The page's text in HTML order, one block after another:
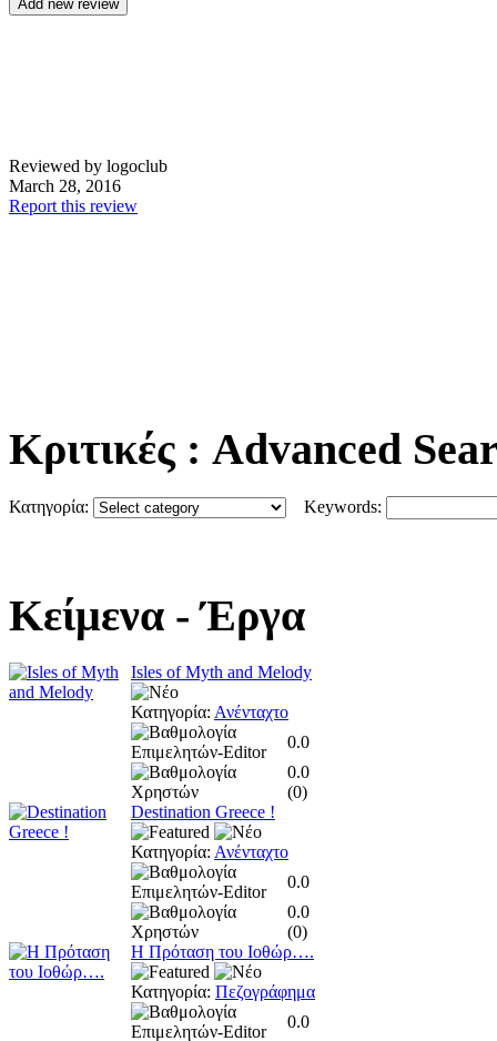
Reviewed by logoclub
March 28, 2016
Report this review
Κριτικές : Advanced
Κατηγορία: Keywords:
Κείμενα - Έργα
Isles of Myth and Melody
Κατηγορία: Ανένταχτο
0.0
0.0
(0)
Destination Greece !
Κατηγορία: Ανένταχτο
0.0
0.0
(0)
Η Πρόταση του Ιοθώρ….
Κατηγορία: Πεζογράφημα
0.0